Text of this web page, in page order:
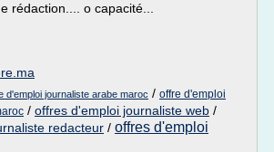
rédaction.... o capacité...
d'emploi journaliste arabe maroc / offre d'emploi
/ offres d'emploi journaliste web /
redacteur / offres d'emploi